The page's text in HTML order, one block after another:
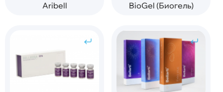
Aribell BioGel (Биогель)